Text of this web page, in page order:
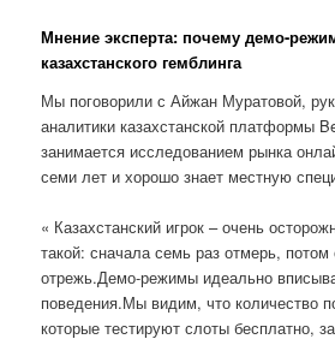
Мнение эксперта: почему демо-
казахстанского гемблинга
Мы поговорили с Айжан Муратовой,
аналитики казахстанской платформы
занимается исследованием рынка
семи лет и хорошо знает местную
« Казахстанский игрок – очень
такой: сначала семь раз отмерь, потом
отрежь.Демо-режимы идеально
поведения.Мы видим, что количество
которые тестируют слоты бесплатно,